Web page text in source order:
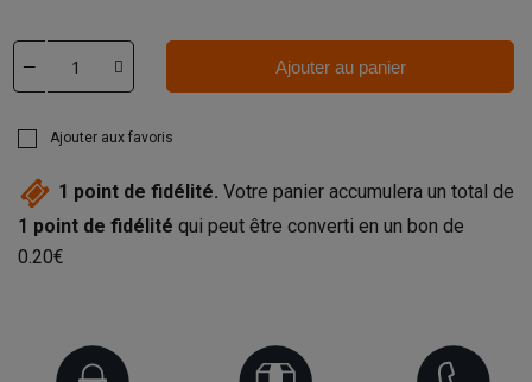
Ajouter au panier
Ajouter aux favoris
1 point de fidélité. Votre panier accumulera un total de
1 point de fidélité qui peut être converti en un bon de
0.20€